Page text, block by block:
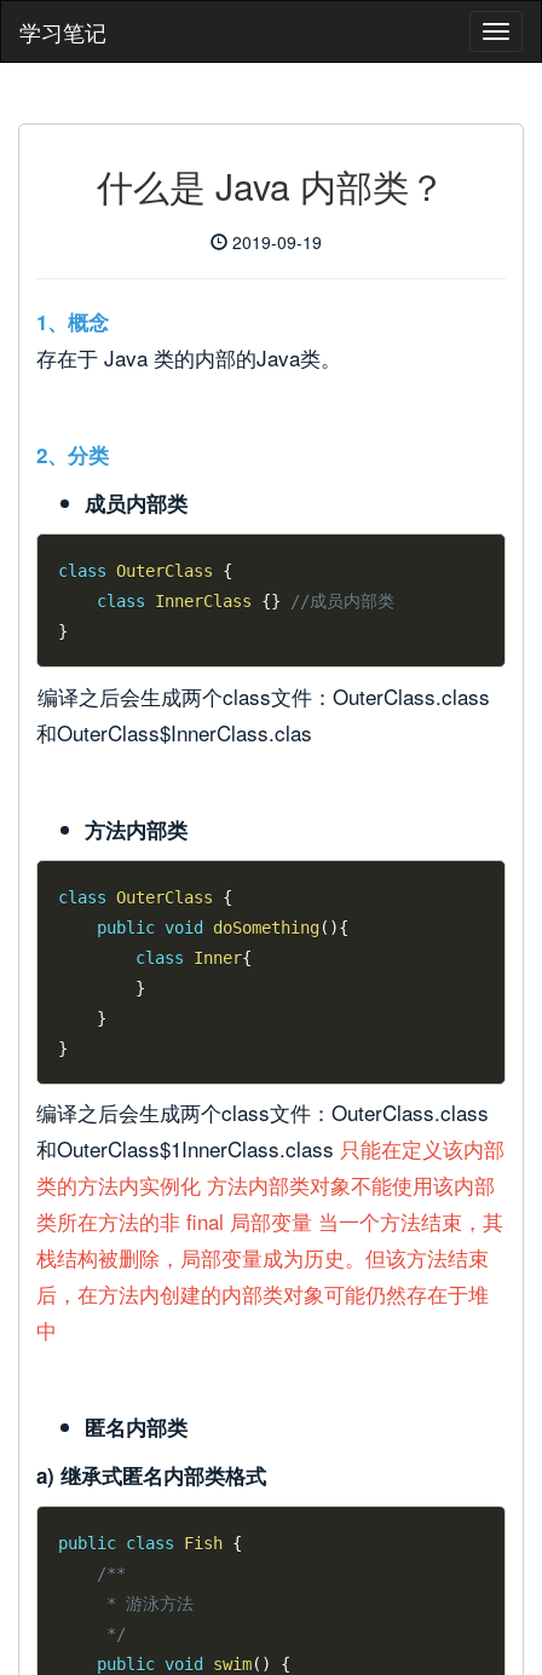
学习笔记
什么是 Java 内部类？
2019-09-19
1、概念
存在于 Java 类的内部的Java类。
2、分类
成员内部类
class OuterClass
{
class
InnerClass {}
//成员内部类
}
编译之后会生成两个class文件：OuterClass.class
和OuterClass$InnerClass.clas
方法内部类
class OuterClass
{
public void doSomething( ){
class
Inner{
}
}
}
编译之后会生成两个class文件：OuterClass.class
和OuterClass$1InnerClass.class 只能在定义该内部
类的方法内实例化 方法内部类对象不能使用该内部
类所在方法的非 final 局部变量 当一个方法结束，其
栈结构被删除，局部变量成为历史。但该方法结束
后，在方法内创建的内部类对象可能仍然存在于堆
中
匿名内部类
a) 继承式匿名内部类格式
public class Fish {
/**
	 */
public void swim( )
{